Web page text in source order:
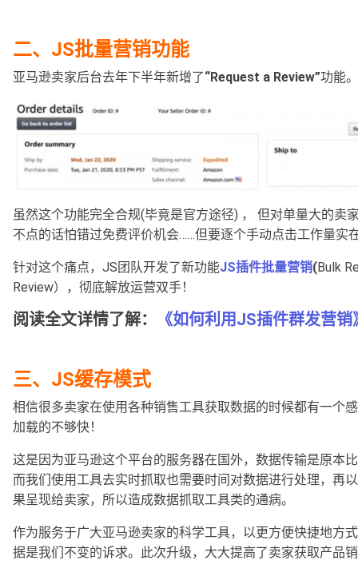
二、JS批量营销功能
亚马逊卖家后台去年下半年新增了“Request a Review”功能。
虽然这个功能完全合规(毕竟是官方途径) ， 但对单量大的卖
不点的话怕错过免费评价机会……但要逐个手动点击工作量实
针对这个痛点，JS团队开发了新功能JS插件批量营销(Bulk
Review），彻底解放运营双手！
阅读全文详情了解： 《如何利用JS插件群发营销
三、JS缓存模式
相信很多卖家在使用各种销售工具获取数据的时候都有一个
加载的不够快！
这是因为亚马逊这个平台的服务器在国外，数据传输是原本
而我们使用工具去实时抓取也需要时间对数据进行处理，再
果呈现给卖家，所以造成数据抓取工具类的通病。
作为服务于广大亚马逊卖家的科学工具，以更方便快捷地方
据是我们不变的诉求。此次升级，大大提高了卖家获取产品